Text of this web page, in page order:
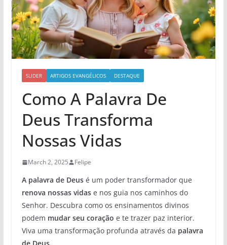
SLIDER ARTIGOS EVANGÉLICOS DESTAQUE
Como A Palavra De
Deus Transforma
Nossas Vidas
March 2, 2025 Felipe
A palavra de Deusé um poder transformador que
renova nossas vidase nos guia nos caminhos do
Senhor. Descubra como os ensinamentos divinos
podem mudar seu coração e te trazer paz interior.
Viva uma transformação profunda através da palavra